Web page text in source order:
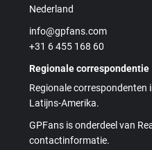
Nederland
info@gpfans.com
+31 6 455 168 60
Regionale correspondentie
Regionale correspondenten
Latijns-Amerika.
GPFans is onderdeel van
contactinformatie.